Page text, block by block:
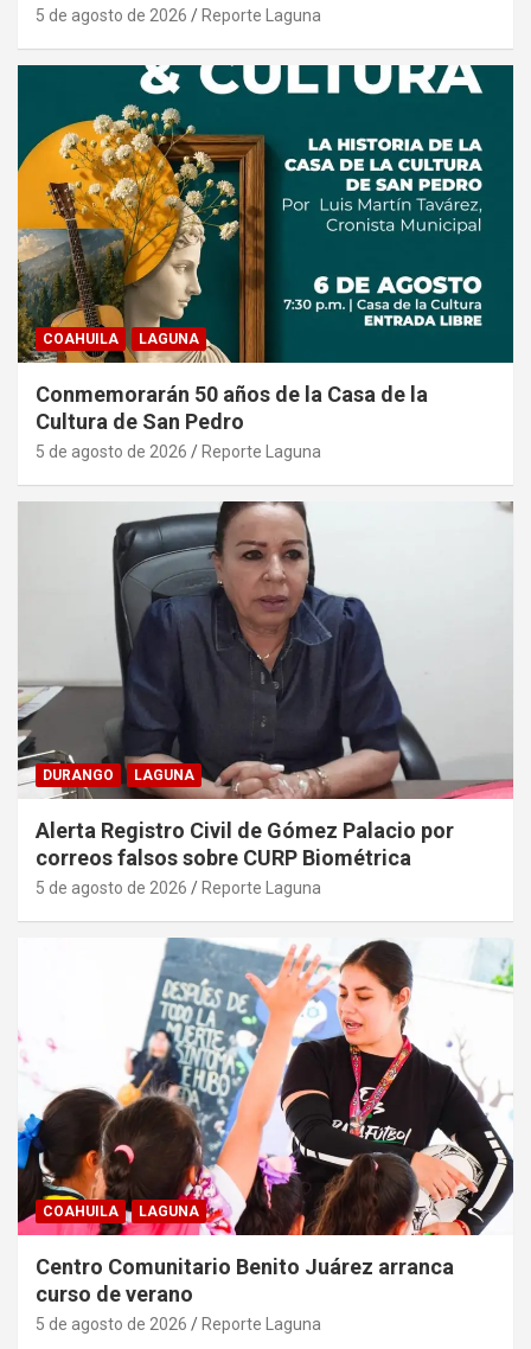
5 de agosto de 2026 Reporte Laguna
COAHUILA LAGUNA
Conmemorarán 50 años de la Casa de la
Cultura de San Pedro
5 de agosto de 2026 Reporte Laguna
DURANGO LAGUNA
Alerta Registro Civil de Gómez Palacio por
correos falsos sobre CURP Biométrica
5 de agosto de 2026 Reporte Laguna
COAHUILA LAGUNA
Centro Comunitario Benito Juárez arranca
curso de verano
5 de agosto de 2026 Reporte Laguna